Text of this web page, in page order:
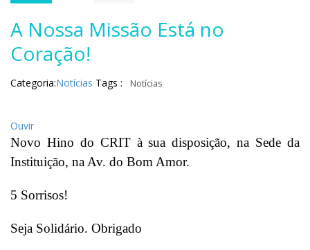
A Nossa Missão Está no
Coração!
Categoria:Notícias Tags : Notícias
Ouvir
Novo Hino do CRIT à sua disposição, na Sede da
Instituição, na Av. do Bom Amor.
5 Sorrisos!
Seja Solidário. Obrigado